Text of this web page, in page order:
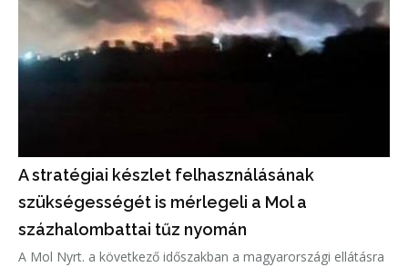
A stratégiai készlet felhasználásának
szükségességét is mérlegeli a Mol a
százhalombattai tűz nyomán
A Mol Nyrt. a következő időszakban a magyarországi ellátásra